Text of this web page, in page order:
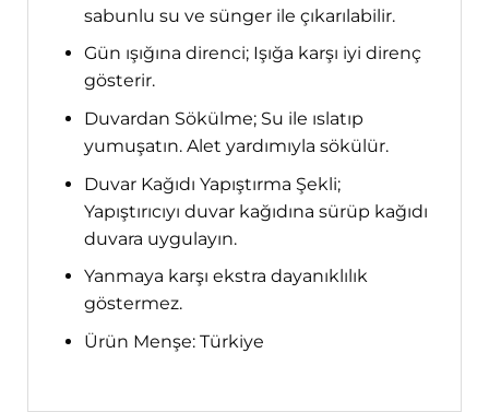
sabunlu su ve sünger ile çıkarılabilir.
Gün ışığına direnci; Işığa karşı iyi direnç
gösterir.
Duvardan Sökülme; Su ile ıslatıp
yumuşatın. Alet yardımıyla sökülür.
Duvar Kağıdı Yapıştırma Şekli;
Yapıştırıcıyı duvar kağıdına sürüp kağıdı
duvara uygulayın.
Yanmaya karşı ekstra dayanıklılık
göstermez.
Ürün Menşe: Türkiye